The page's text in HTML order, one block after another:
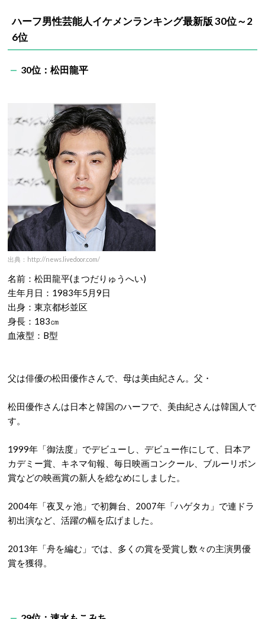
ハーフ男性芸能人イケメンランキング最新版 30位～2
6位
30位：松田龍平
出典：http://news.livedoor.com/
名前：松田龍平(まつだりゅうへい)
生年月日：1983年5月9日
出身：東京都杉並区
身長：183㎝
血液型：B型
父は俳優の松田優作さんで、母は美由紀さん。父・
松田優作さんは日本と韓国のハーフで、美由紀さんは韓国人で
す。
1999年「御法度」でデビューし、デビュー作にして、日本ア
カデミー賞、キネマ旬報、毎日映画コンクール、ブルーリボン
賞などの映画賞の新人を総なめにしました。
2004年「夜叉ヶ池」で初舞台、2007年「ハゲタカ」で連ドラ
初出演など、活躍の幅を広げました。
2013年「舟を編む」では、多くの賞を受賞し数々の主演男優
賞を獲得。